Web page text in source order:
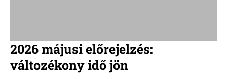
2026 májusi előrejelzés:
változékony idő jön